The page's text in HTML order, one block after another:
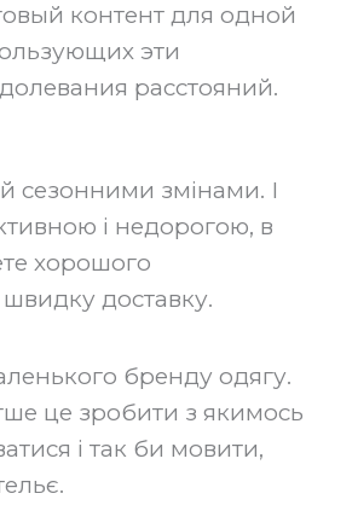
контент для одной
эти
расстояний.
сезонними змінами. І
і недорогою, в
хорошого
доставку.
бренду одягу.
це зробити з якимось
і так би мовити,